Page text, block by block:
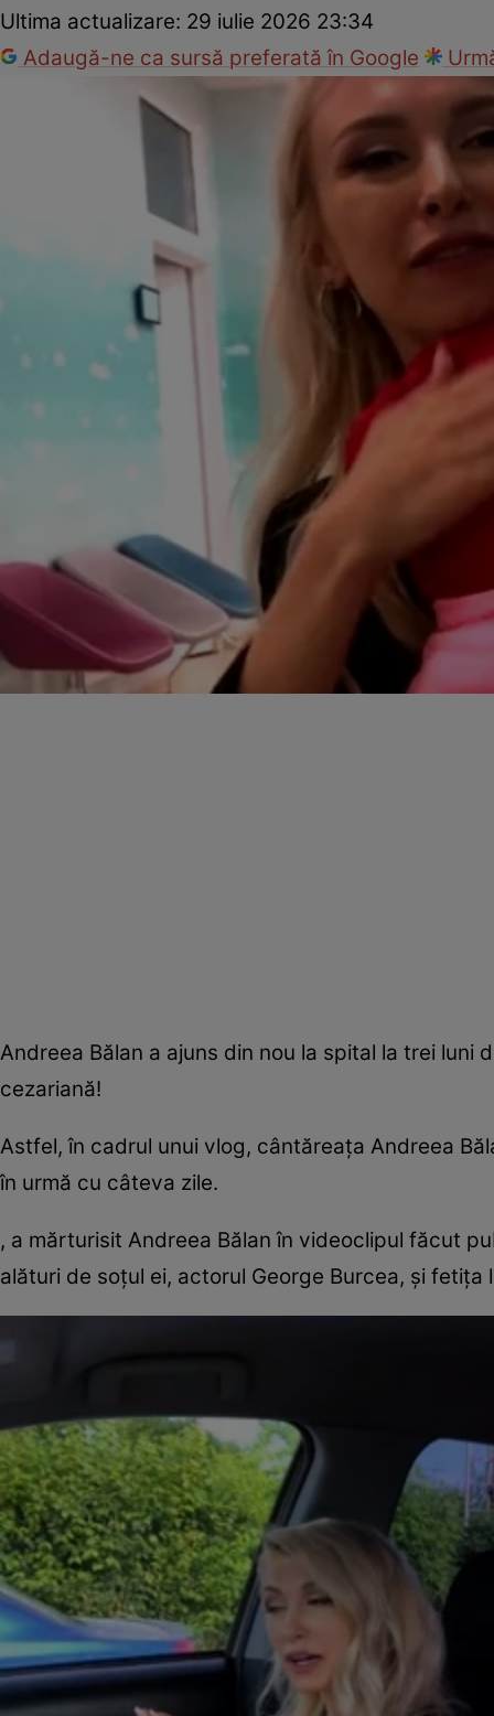
Ultima actualizare: 29 iulie 2026 23:34
Adaugă-ne ca sursă preferată în Google
Andreea Bălan a ajuns din nou la spital la trei
cezariană!
Astfel, în cadrul unui vlog, cântăreaţa Andreea
în urmă cu câteva zile.
, a mărturisit Andreea Bălan în videoclipul făcut
alături de soţul ei, actorul George Burcea, şi fetiţa